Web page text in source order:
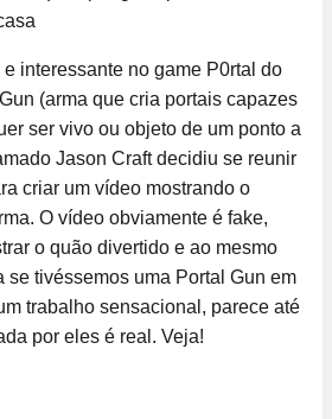
interessante no game P0rtal do
(arma que cria portais capazes
ser vivo ou objeto de um ponto a
Jason Craft decidiu se reunir
criar um vídeo mostrando o
O vídeo obviamente é fake,
o quão divertido e ao mesmo
se tivéssemos uma Portal Gun em
trabalho sensacional, parece até
por eles é real. Veja!